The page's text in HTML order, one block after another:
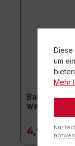
Ballpumpe
weiß
4,90 €*
Diese
um
Mehr
Nur